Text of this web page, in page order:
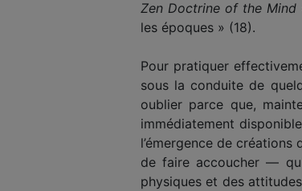
Zen Doctrine of the Mind
les époques » (18).
Pour pratiquer
sous la conduite de
oublier parce que,
immédiatement
l’émergence de
de faire accoucher —
physiques et des